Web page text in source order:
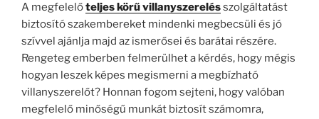
A megfelelőteljes körű villanyszerelésszolgáltatást
biztosító szakembereket mindenki megbecsüli és jó
szívvel ajánlja majd az ismerősei és barátai részére.
Rengeteg emberben felmerülhet a kérdés, hogy mégis
hogyan leszek képes megismerni a megbízható
villanyszerelőt? Honnan fogom sejteni, hogy valóban
megfelelő minőségű munkát biztosít számomra,